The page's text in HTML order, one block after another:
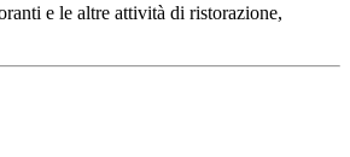
e le altre attività di ristorazione,